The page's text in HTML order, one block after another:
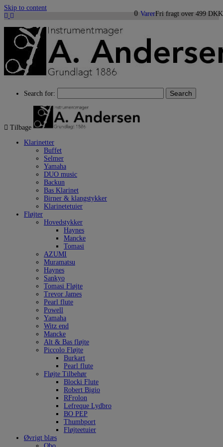
Skip to content
Search for: Search
0 VarerFri fragt over 499 DKK
Tilbage
Klarinetter
Buffet
Selmer
Yamaha
DUO music
Backun
Bas Klarinet
Birner & klangstykker
Klarinetetuier
Fløjter
Hovedstykker
Haynes
Mancke
Tomasi
AZUMI
Muramatsu
Haynes
Sankyo
Tomasi Fløjte
Trevor James
Pearl flute
Powell
Yamaha
Witz end
Mancke
Alt & Bas fløjte
Piccolo Fløjte
Burkart
Pearl flute
Fløjte Tilbehør
Blocki Flute
Robert Bigio
RFrolon
Lefreque Lydbro
BO PEP
Thumbport
Fløjteetuier
Øvrigt blæs